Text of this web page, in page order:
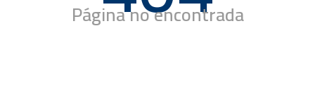
Página no encontrada